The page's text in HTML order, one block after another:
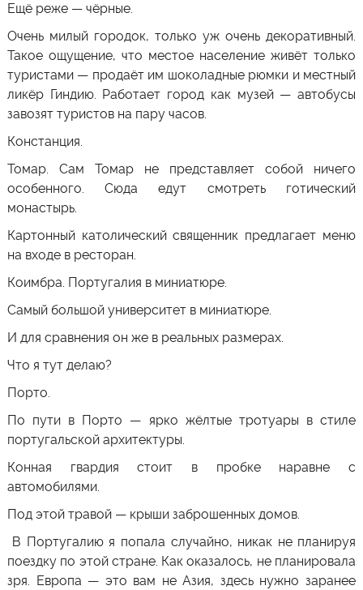
Ещё реже — чёрные.
Очень милый городок, только уж очень декоративный.
Такое ощущение, что местое население живёт только
туристами — продаёт им шоколадные рюмки и местный
ликёр Гиндию. Работает город как музей — автобусы
завозят туристов на пару часов.
Констанция.
Томар. Сам Томар не представляет собой ничего
особенного. Сюда едут смотреть готический
монастырь.
Картонный католический священник предлагает меню
на входе в ресторан.
Коимбра. Португалия в миниатюре.
Самый большой университет в миниатюре.
И для сравнения он же в реальных размерах.
Что я тут делаю?
Порто.
По пути в Порто — ярко жёлтые тротуары в стиле
португальской архитектуры.
Конная гвардия стоит в пробке наравне с
автомобилями.
Под этой травой — крыши заброшенных домов.
В Португалию я попала случайно, никак не планируя
поездку по этой стране. Как оказалось, не планировала
зря. Европа — это вам не Азия, здесь нужно заранее